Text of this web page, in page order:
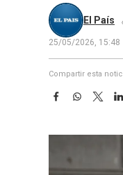
El País
25/05/2026, 15:48
Compartir esta
F
e
W
t
T
w
t
L